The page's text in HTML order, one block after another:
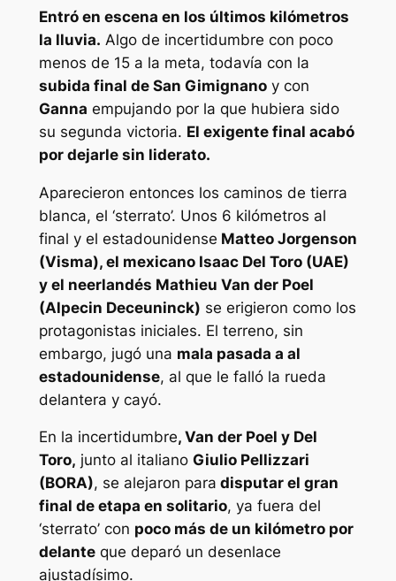
Entró en escena en los últimos kilómetros
la lluvia. Algo de incertidumbre con poco
menos de 15 a la meta, todavía con la
subida final de San Gimignanoy con
Ganna empujando por la que hubiera sido
su segunda victoria. El exigente final acabó
por dejarle sin liderato.
Aparecieron entonces los caminos de tierra
blanca, el ‘sterrato’. Unos 6 kilómetros al
final y el estadounidense Matteo Jorgenson
(Visma), el mexicano Isaac Del Toro (UAE)
y el neerlandés Mathieu Van der Poel
(Alpecin Deceuninck) se erigieron como los
protagonistas iniciales. El terreno, sin
embargo, jugó una mala pasada a al
estadounidense, al que le falló la rueda
delantera y cayó.
En la incertidumbre, Van der Poel y Del
Toro, junto al italiano Giulio Pellizzari
(BORA), se alejaron para disputar el gran
final de etapa en solitario, ya fuera del
‘sterrato’ con poco más de un kilómetro por
delanteque deparó un desenlace
ajustadísimo.